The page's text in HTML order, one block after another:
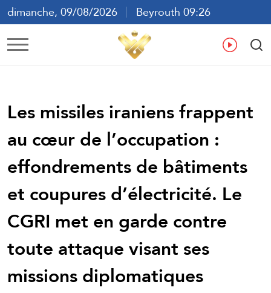
dimanche, 09/08/2026
Beyrouth 09:26
ع
Les missiles iraniens frappent
au cœur de l’occupation :
effondrements de bâtiments
et coupures d’électricité. Le
CGRI met en garde contre
toute attaque visant ses
missions diplomatiques